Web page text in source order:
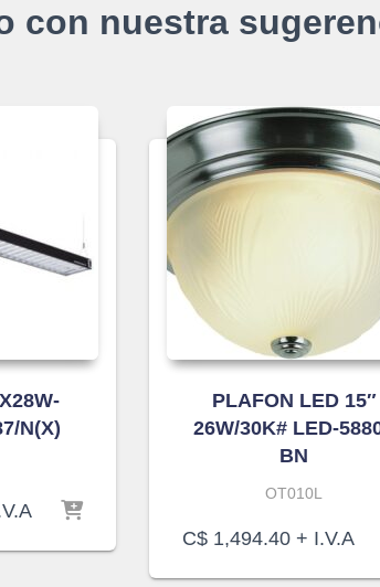
con nuestra
N(X)
PLAFON LED 15″
26W/30K# LED-
BN
OT010L
C$ 1,494.40 + I.V.A